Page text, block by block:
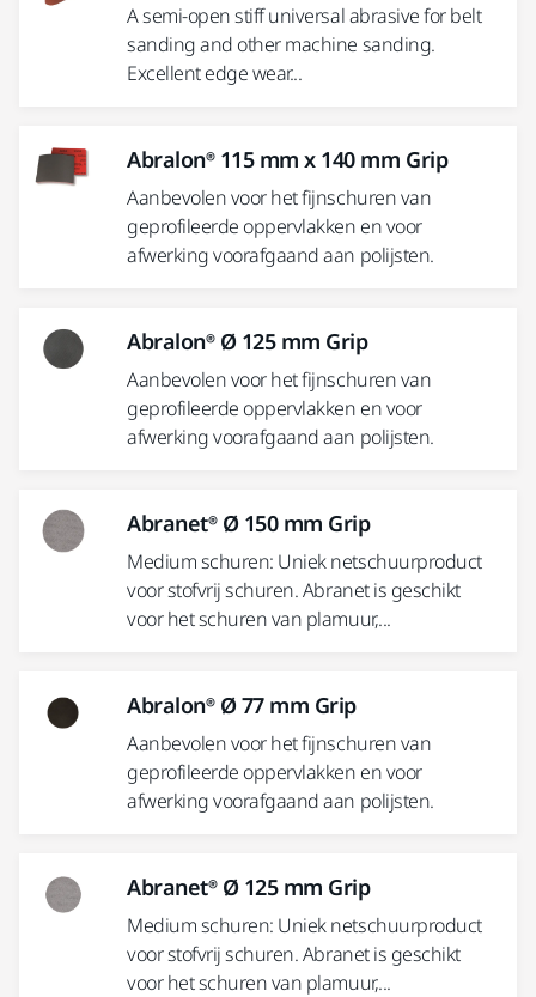
A semi-open stiff universal abrasive for belt
sanding and other machine sanding.
Excellent edge wear...
Abralon® 115 mm x 140 mm Grip
Aanbevolen voor het fijnschuren van
geprofileerde oppervlakken en voor
afwerking voorafgaand aan polijsten.
Abralon® Ø 125 mm Grip
Aanbevolen voor het fijnschuren van
geprofileerde oppervlakken en voor
afwerking voorafgaand aan polijsten.
Abranet® Ø 150 mm Grip
Medium schuren: Uniek netschuurproduct
voor stofvrij schuren. Abranet is geschikt
voor het schuren van plamuur,...
Abralon® Ø 77 mm Grip
Aanbevolen voor het fijnschuren van
geprofileerde oppervlakken en voor
afwerking voorafgaand aan polijsten.
Abranet® Ø 125 mm Grip
Medium schuren: Uniek netschuurproduct
voor stofvrij schuren. Abranet is geschikt
voor het schuren van plamuur,...